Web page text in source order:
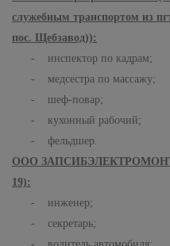
служебным транспортом из
пос. Щебзавод)):
- инспектор по кадрам;
- медсестра по массажу;
- шеф-повар;
- кухонный рабочий;
- фельдшер.
ООО
19):
- инженер;
- секретарь;